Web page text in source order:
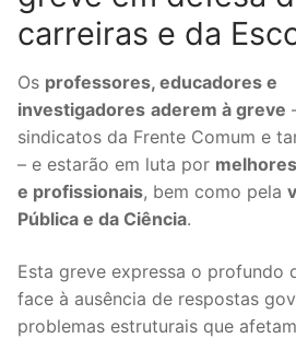
Legislação
Sectores
PRÉ-ESCOLAR
1º CICLO
2º/3º CEB / SECUNDÁRIO
ENSINO ARTÍSTICO
EDUCAÇÃO ESPECIAL
carreiras e da
Os professores, educadores e
investigadores aderem à greve
sindicatos da Frente Comum e
– e estarão em luta por
e profissionais, bem como pela
Pública e da Ciência.
Esta greve expressa o profundo
face à ausência de respostas
problemas estruturais que